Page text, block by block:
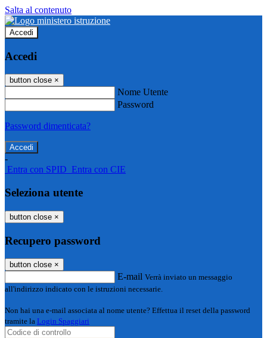
Salta al contenuto
Accedi
Accedi
button close ×
Nome Utente
Password
Password dimenticata?
-
Entra con SPID Entra con CIE
Seleziona utente
button close ×
Recupero password
button close ×
E-mail Verrà inviato un messaggio
all'indirizzo indicato con le istruzioni necessarie.
Non hai una e-mail associata al nome utente? Effettua il reset della password
tramite la Login Spaggiari